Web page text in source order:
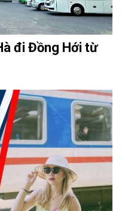
đi Đồng Hới từ